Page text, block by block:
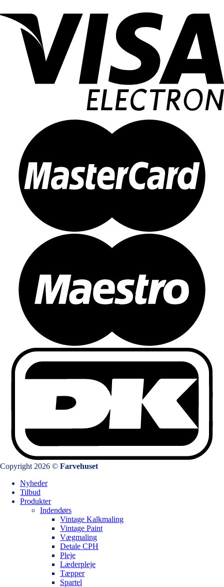
Copyright 2026 © Farvehuset
Nyheder
Tilbud
Produkter
Indendørs
Vintage Kalkmaling
Vintage Paint
Vægmaling
Detale CPH
Pleje
Læderpleje
Tæpper
Spartel